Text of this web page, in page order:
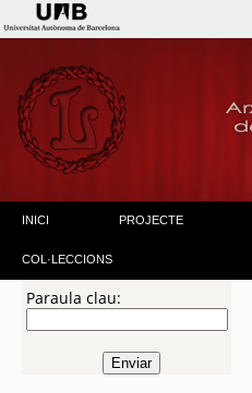
INICI PROJECTE
COL·LECCIONS
Paraula clau: